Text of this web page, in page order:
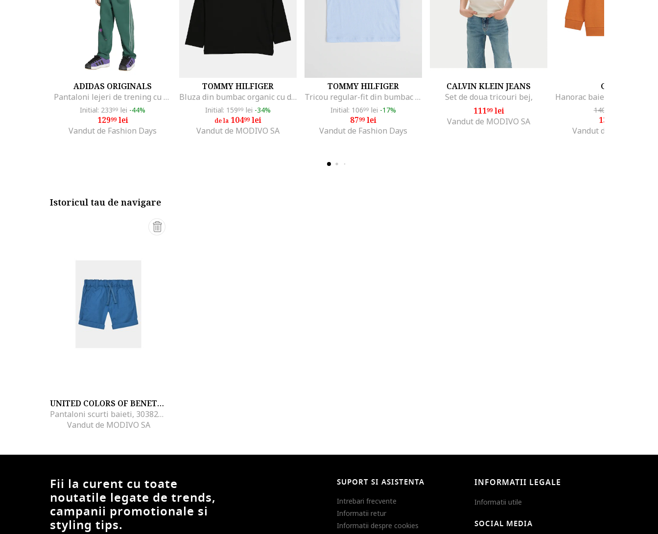
ADIDAS ORIGINALS
Pantaloni lejeri de trening cu cordon Minecraft, Verde
Initial: 23399 lei -44%
12999lei
Vandut de Fashion Days
TOMMY HILFIGER
Bluza din bumbac organic cu detaliu logo, Negru
Initial: 15999 lei -34%
de la 10499lei
Vandut de MODIVO SA
TOMMY HILFIGER
Tricou regular-fit din bumbac cu logo discret, Albastru deschis,
Initial: 10699 lei -17%
8799lei
Vandut de Fashion Days
CALVIN KLEIN JEANS
Set de doua tricouri bej,
11199lei
Vandut de MODIVO SA
GUESS
140
130
Vandut de MODIVO SA
Istoricul tau de navigare
UNITED COLORS OF BENETTON
Pantaloni scurti baieti, 303820022, Bumbac, 160 CM, Albastru
Vandut de MODIVO SA
Fii la curent cu toate
noutatile legate de trends,
campanii promotionale si
styling tips.
SUPORT SI ASISTENTA
Intrebari frecvente
Informatii retur
Informatii despre cookies
INFORMATII LEGALE
Informatii utile
SOCIAL MEDIA